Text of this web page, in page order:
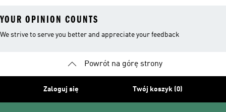
YOUR OPINION COUNTS
We strive to serve you better and appreciate your feedback
Powrót na górę strony
Zaloguj się Twój koszyk (0)